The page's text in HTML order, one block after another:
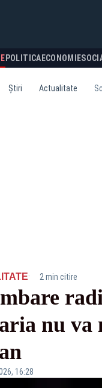
POLITICA ECONOMIE
Știri Actualitate
· 2 min citire
nu va
16:28